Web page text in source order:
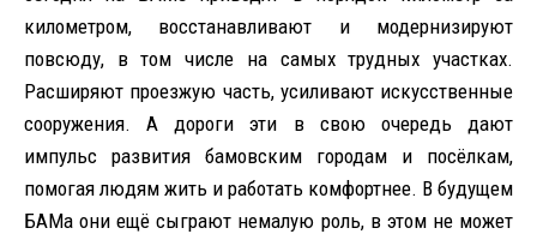
километром, восстанавливают и модернизируют
повсюду, в том числе на самых трудных участках.
Расширяют проезжую часть, усиливают искусственные
сооружения. А дороги эти в свою очередь дают
импульс развития бамовским городам и посёлкам,
помогая людям жить и работать комфортнее. В будущем
БАМа они ещё сыграют немалую роль, в этом не может